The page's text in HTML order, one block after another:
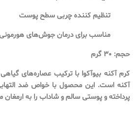
تنظیم کننده چربی سطح پوست
مناسب برای درمان جوش‌های
حجم: ٣٠ گرم
کرم آکنه بیوآکوا با ترکیب عصاره‌های
آکنه است. این محصول با خواص ضد
پرداخته و پوستی سالم و شاداب را به ارمغان